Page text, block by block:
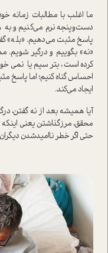
ما اغلب با مطالبات زمانه
دست‌و‌پنجه نرم می‌کنیم و به
پاسخ مثبت می‌دهیم. «بله»
«نه» بگوییم و درگیر شویم.
کرده است، بترسیم یا
احساس گناه کنیم؛ اما پاسخ
ایجاد می‌کند.
آیا همیشه بعد از نه گفتن،
محقق، مرز‌گذاشتن یعنی
حتی اگر خطر ناامید‌شدن